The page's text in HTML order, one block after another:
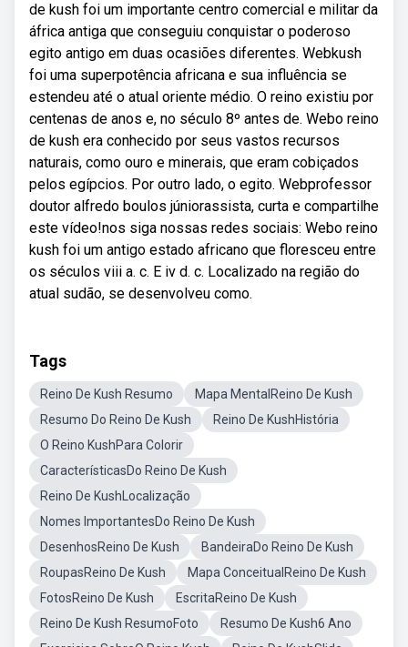
de kush foi um importante centro comercial e militar da
áfrica antiga que conseguiu conquistar o poderoso
egito antigo em duas ocasiões diferentes. Webkush
foi uma superpotência africana e sua influência se
estendeu até o atual oriente médio. O reino existiu por
centenas de anos e, no século 8º antes de. Webo reino
de kush era conhecido por seus vastos recursos
naturais, como ouro e minerais, que eram cobiçados
pelos egípcios. Por outro lado, o egito. Webprofessor
doutor alfredo boulos júniorassista, curta e compartilhe
este vídeo!nos siga nossas redes sociais: Webo reino
kush foi um antigo estado africano que floresceu entre
os séculos viii a. c. E iv d. c. Localizado na região do
atual sudão, se desenvolveu como.
Tags
Reino De Kush Resumo
Mapa MentalReino De Kush
Resumo Do Reino De Kush
Reino De KushHistória
O Reino KushPara Colorir
CaracterísticasDo Reino De Kush
Reino De KushLocalização
Nomes ImportantesDo Reino De Kush
DesenhosReino De Kush
BandeiraDo Reino De Kush
RoupasReino De Kush
Mapa ConceitualReino De Kush
FotosReino De Kush
EscritaReino De Kush
Reino De Kush ResumoFoto
Resumo De Kush6 Ano